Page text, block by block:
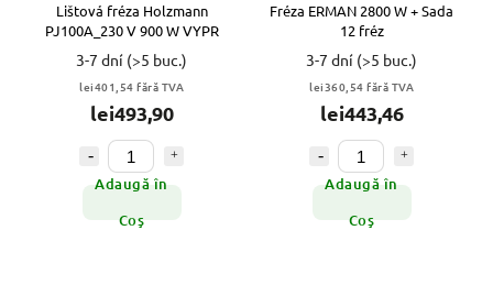
Lištová fréza Holzmann
PJ100A_230 V 900 W VYPR
3-7 dní (>5 buc.)
lei401,54 fără TVA
lei493,90
Adaugă în
Coş
Fréza ERMAN 2800 W + Sada
12 fréz
3-7 dní (>5 buc.)
lei360,54 fără TVA
lei443,46
Adaugă în
Coş